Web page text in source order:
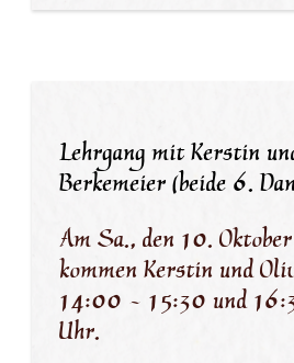
Lehrgang mit Kerstin
Berkemeier (beide 6.
Am Sa., den 10.
kommen Kerstin und
14:00 - 15:30 und
Uhr.